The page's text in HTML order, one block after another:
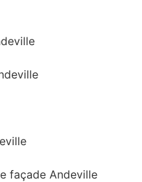
façade Andeville